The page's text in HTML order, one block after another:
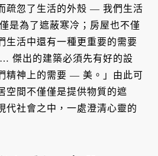
疏忽了生活的外殼 — 我們生活
是為了遮蔽寒冷；房屋也不僅
生活中還有一種更重要的需要
傑出的建築必須先有好的設
精神上的需要 — 美。」由此可
空間不僅僅是提供物質的遮
代社會之中，一處澄清心靈的